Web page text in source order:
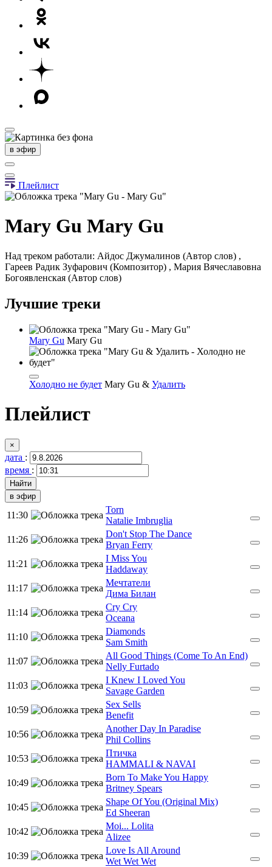
в эфир
Плейлист
Mary Gu Mary Gu
Над треком работали: Айдос Джумалинов (Автор слов) ,
Гареев Радик Зуфарович (Композитор) , Мария Вячеславовна
Богоявленская (Автор слов)
Лучшие треки
Mary Gu Mary Gu
Холодно не будет Mary Gu & Удалить
Плейлист
×
дата :
время :
в эфир
11:30
Torn
Natalie Imbruglia
11:26
Don't Stop The Dance
Bryan Ferry
11:21
I Miss You
Haddaway
11:17
Мечтатели
Дима Билан
11:14
Cry Cry
Oceana
11:10
Diamonds
Sam Smith
11:07
All Good Things (Come To An End)
Nelly Furtado
11:03
I Knew I Loved You
Savage Garden
10:59
Sex Sells
Benefit
10:56
Another Day In Paradise
Phil Collins
10:53
Птичка
HAMMALI & NAVAI
10:49
Born To Make You Happy
Britney Spears
10:45
Shape Of You (Original Mix)
Ed Sheeran
10:42
Moi... Lolita
Alizee
10:39
Love Is All Around
Wet Wet Wet